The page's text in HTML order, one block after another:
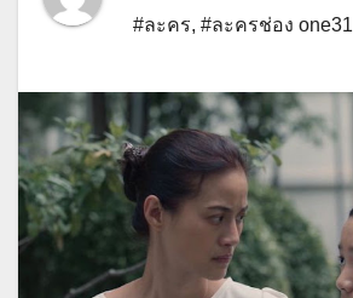
#ละคร, #ละครช่อง one31